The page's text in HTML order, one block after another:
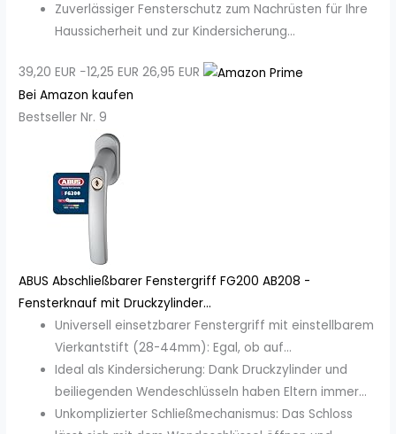
Zuverlässiger Fensterschutz zum Nachrüsten für Ihre
Haussicherheit und zur Kindersicherung...
39,20 EUR −12,25 EUR 26,95 EUR
Bei Amazon kaufen
Bestseller Nr. 9
ABUS Abschließbarer Fenstergriff FG200 AB208 -
Fensterknauf mit Druckzylinder...
Universell einsetzbarer Fenstergriff mit einstellbarem
Vierkantstift (28-44mm): Egal, ob auf...
Ideal als Kindersicherung: Dank Druckzylinder und
beiliegenden Wendeschlüsseln haben Eltern immer...
Unkomplizierter Schließmechanismus: Das Schloss